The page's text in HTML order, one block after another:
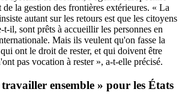
la gestion des frontières extérieures. « La
autant sur les retours est que les citoyens
t-il, sont prêts à accueillir les personnes en
Mais ils veulent qu'on fasse la
ont le droit de rester, et qui doivent être
pas vocation à rester », a-t-elle précisé.
travailler ensemble » pour les États